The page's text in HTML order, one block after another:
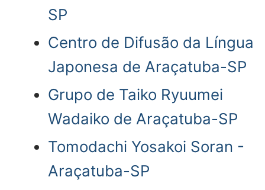
SP
Centro de Difusão da Língua
Japonesa de Araçatuba-SP
Grupo de Taiko Ryuumei
Wadaiko de Araçatuba-SP
Tomodachi Yosakoi Soran -
Araçatuba-SP